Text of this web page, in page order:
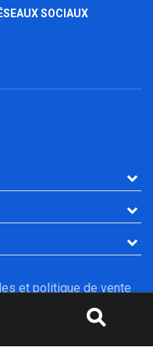
SOCIAUX
et politique de vente